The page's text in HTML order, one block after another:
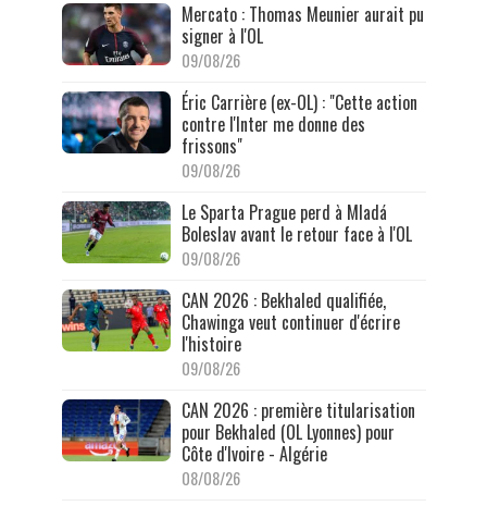
Mercato : Thomas Meunier aurait pu
signer à l'OL
09/08/26
Éric Carrière (ex-OL) : "Cette action
contre l'Inter me donne des
frissons"
09/08/26
Le Sparta Prague perd à Mladá
Boleslav avant le retour face à l'OL
09/08/26
CAN 2026 : Bekhaled qualifiée,
Chawinga veut continuer d'écrire
l'histoire
09/08/26
CAN 2026 : première titularisation
pour Bekhaled (OL Lyonnes) pour
Côte d'Ivoire - Algérie
08/08/26